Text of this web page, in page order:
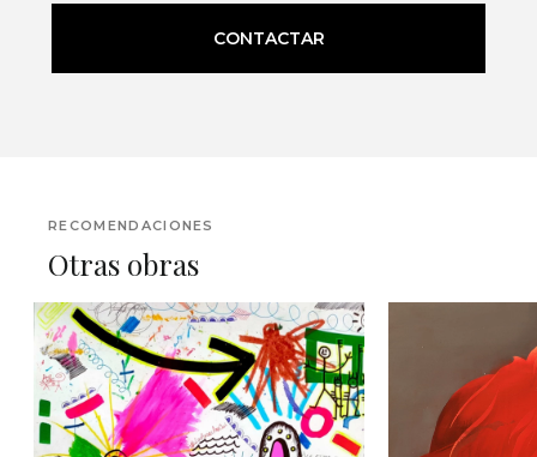
CONTACTAR
RECOMENDACIONES
Otras obras